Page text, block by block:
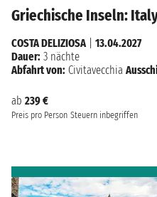
Griechische Inseln:
ab 239 €
Preis pro Person Steuern inbegriffen
COSTA DELIZIOSA| 13.04.2027
Dauer: 3 nächte
Abfahrt von: Civitavecchia